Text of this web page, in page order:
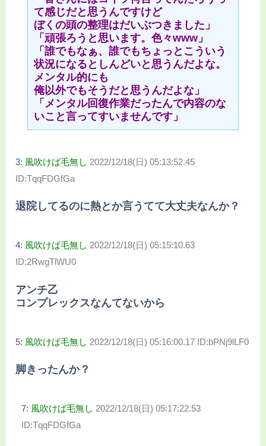
て感じだと思うんですけど
ぼくの頭の整理はだいぶつきました」
「頑張ろうと思います。色々www」
「誰でもなぁ、誰でもちょっとこういう
状況になるとしんどいと思うんだよな。
メンタル的にも
俺以外でもそうだと思うんだよな」
「メンタル回復作業だったんで内容のな
いこと言ってすいませんです」
3: 風吹けば毛無し 2022/12/18(日) 05:13:52.45
ID:TqqFDGfGa
退院してるのに熱とか言うてて大丈夫なんか？
4: 風吹けば毛無し 2022/12/18(日) 05:15:10.63
ID:2RwgTlWU0
アンチ乙
コンプレックスなんてないから
5: 風吹けば毛無し 2022/12/18(日) 05:16:00.17 ID:bPNj9lLF0
脚きったんか？
7: 風吹けば毛無し 2022/12/18(日) 05:17:22.53
ID:TqqFDGfGa